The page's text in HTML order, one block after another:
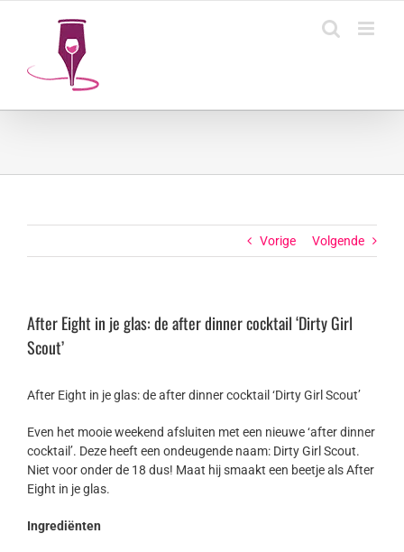
Vorige Volgende
After Eight in je glas: de after dinner cocktail ‘Dirty Girl
Scout’
After Eight in je glas: de after dinner cocktail ‘Dirty Girl Scout’
Even het mooie weekend afsluiten met een nieuwe ‘after dinner
cocktail’. Deze heeft een ondeugende naam: Dirty Girl Scout.
Niet voor onder de 18 dus! Maat hij smaakt een beetje als After
Eight in je glas.
Ingrediënten